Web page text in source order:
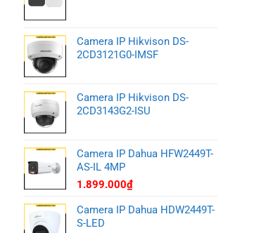
Camera IP Hikvison DS-
2CD3121G0-IMSF
Camera IP Hikvison DS-
2CD3143G2-ISU
Camera IP Dahua HFW2449T-
AS-IL 4MP
1.899.000₫
Camera IP Dahua HDW2449T-
S-LED